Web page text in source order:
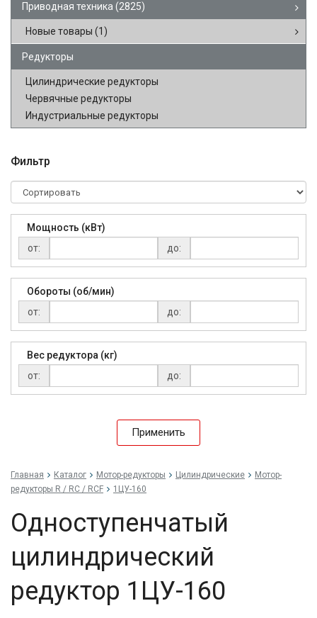
Приводная техника (2825)
Новые товары (1)
Редукторы
Цилиндрические редукторы
Червячные редукторы
Индустриальные редукторы
Фильтр
Мощность (кВт)
от:
до:
Обороты (об/мин)
от:
до:
Вес редуктора (кг)
от:
до:
Применить
Главная Каталог Мотор-редукторы Цилиндрические
Мотор-
редукторы R / RC / RCF
1ЦУ-160
Одноступенчатый
цилиндрический
редуктор 1ЦУ-160